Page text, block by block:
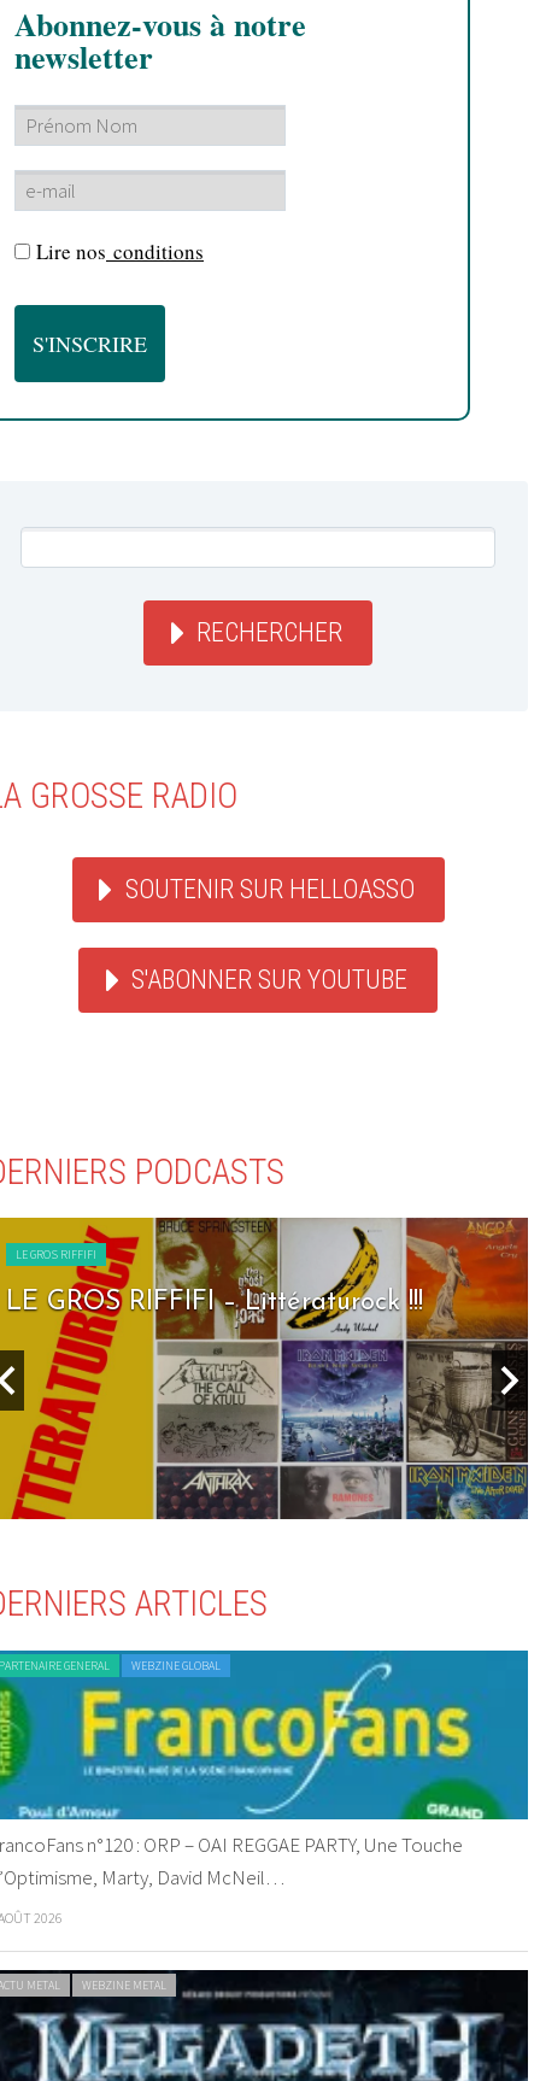
Abonnez-vous à notre
newsletter
Lire nos conditions
RECHERCHER
GROSSE RADIO
SOUTENIR SUR HELLOASSO
S'ABONNER SUR YOUTUBE
PODCASTS
LE GROS RIFFIFI
LE GROS RIFFIFI – Littératurock !!!
ARTICLES
GENERAL WEBZINE GLOBAL
n°120 : ORP – OAI REGGAE PARTY, Une Touche
Marty, David McNeil…
2026
METAL WEBZINE METAL